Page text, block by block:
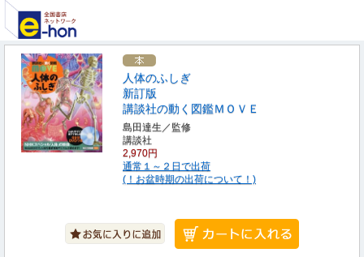
人体のふしぎ
新訂版
講談社の動く図鑑ＭＯＶＥ
島田達生／監修
講談社
2,970円
通常１～２日で出荷
(！お盆時期の出荷について！)